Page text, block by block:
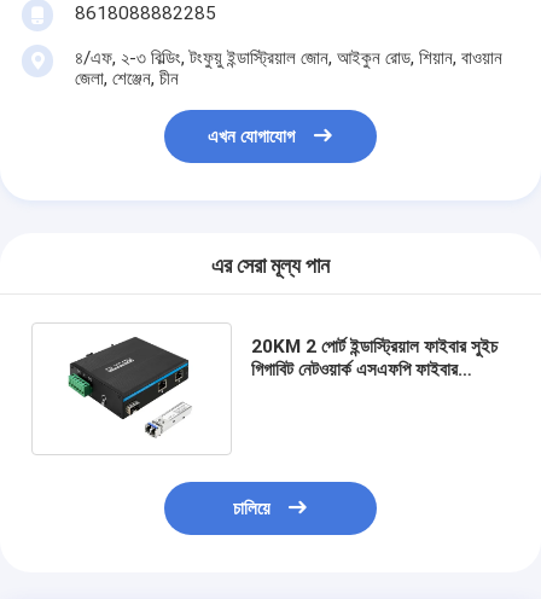
8618088882285
৪/এফ, ২-৩ বিল্ডিং, টংফুয়ু ইন্ডাস্ট্রিয়াল জোন, আইকুন রোড, শিয়ান, বাওয়ান
জেলা, শেঞ্জেন, চীন
এখন যোগাযোগ
এর সেরা মূল্য পান
20KM 2 পোর্ট ইন্ডাস্ট্রিয়াল ফাইবার সুইচ
গিগাবিট নেটওয়ার্ক এসএফপি ফাইবার
চালিয়ে